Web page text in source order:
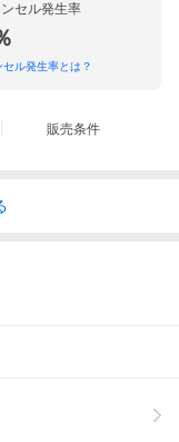
セル発生率
ル発生率とは？
販売条件